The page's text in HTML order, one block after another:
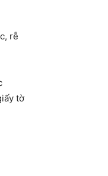
rễ
tờ